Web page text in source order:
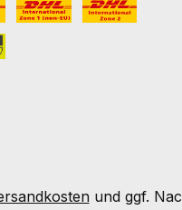
International Zone 1
DHL PaketDHL Paket
und ggf.